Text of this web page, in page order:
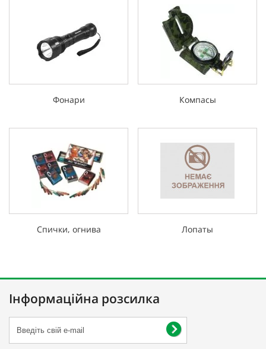
Фонари Компасы
Спички, огнива Лопаты
Інформаційна розсилка